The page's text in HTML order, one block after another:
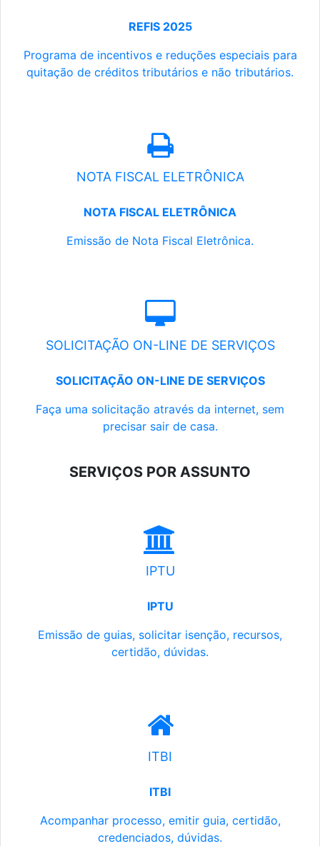
REFIS 2025
Programa de incentivos e reduções especiais para
quitação de créditos tributários e não tributários.
NOTA FISCAL ELETRÔNICA
NOTA FISCAL ELETRÔNICA
Emissão de Nota Fiscal Eletrônica.
SOLICITAÇÃO ON-LINE DE SERVIÇOS
SOLICITAÇÃO ON-LINE DE SERVIÇOS
Faça uma solicitação através da internet, sem
precisar sair de casa.
SERVIÇOS POR ASSUNTO
IPTU
IPTU
Emissão de guias, solicitar isenção, recursos,
certidão, dúvidas.
ITBI
ITBI
Acompanhar processo, emitir guia, certidão,
credenciados, dúvidas.